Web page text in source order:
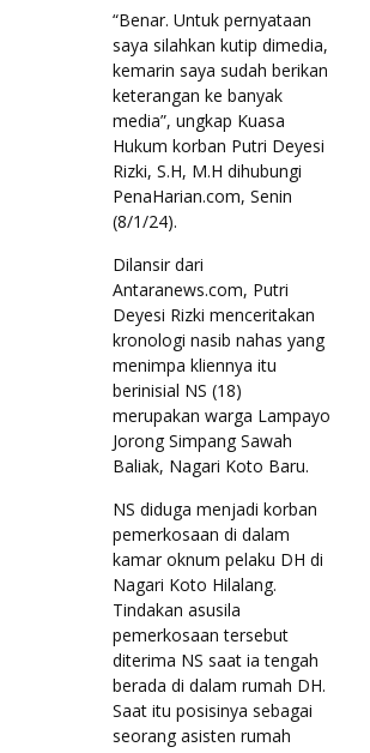
“Benar. Untuk pernyataan
saya silahkan kutip dimedia,
kemarin saya sudah berikan
keterangan ke banyak
media”, ungkap Kuasa
Hukum korban Putri Deyesi
Rizki, S.H, M.H dihubungi
PenaHarian.com, Senin
(8/1/24).
Dilansir dari
Antaranews.com, Putri
Deyesi Rizki menceritakan
kronologi nasib nahas yang
menimpa kliennya itu
berinisial NS (18)
merupakan warga Lampayo
Jorong Simpang Sawah
Baliak, Nagari Koto Baru.
NS diduga menjadi korban
pemerkosaan di dalam
kamar oknum pelaku DH di
Nagari Koto Hilalang.
Tindakan asusila
pemerkosaan tersebut
diterima NS saat ia tengah
berada di dalam rumah DH.
Saat itu posisinya sebagai
seorang asisten rumah